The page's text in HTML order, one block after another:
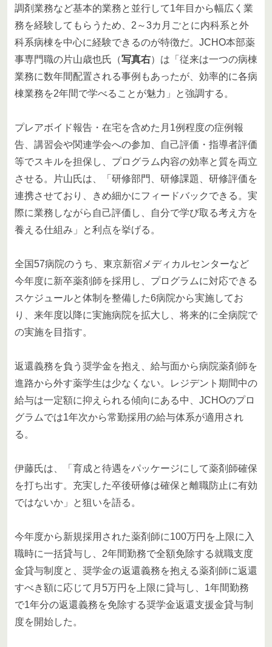
調剤業務など基本的業務と並行して1年目から幅広く業
務を経験してもらうため、2～3カ月ごとに内科系と外
科系病棟を中心に経験できるのが特徴だ。JCHO本部薬
事専門職の片山歳也氏（写真右）は「従来は一つの病棟
業務に数年間配置される事例もあったが、効率的に各病
棟業務を2年間で学べることが魅力」と強調する。
プレアボイド報告・在宅を含めた月1例程度の症例報
告、講習会や関連学会への参加、自己評価・指導者評価
等でスキルを担保し、プログラム内容の効率と質を両立
させる。片山氏は、「研修部門、研修課題、研修評価を
連携させており、きめ細かにフィードバックできる。実
際に業務しながら自己評価し、自分で学び取る考え方を
養える仕組み」と利点を挙げる。
全国57病院のうち、東京新宿メディカルセンターなど
今年度に新卒薬剤師を採用し、プログラムに対応できる
スケジュールと体制を整備した6病院から実施してお
り、来年度以降に実施病院を拡大し、将来的に全病院で
の実施を目指す。
返還義務を負う奨学金を抱え、給与面から病院薬剤師を
進路から外す薬学生は少なくない。レジデント期間中の
給与は一定額に抑えられる傾向にある中、JCHOのプロ
グラムでは1年次から常勤採用の給与体系が適用され
る。
伊藤氏は、「育成と待遇をパッケージにして薬剤師確保
を打ち出す。充実した卒後研修は確保と離職防止に有効
ではないか」と狙いを語る。
今年度から新規採用された薬剤師に100万円を上限に入
職時に一括貸与し、2年間勤務で全額免除する就職支度
金貸与制度と、奨学金の返還義務を抱える薬剤師に返還
すべき額に応じて月5万円を上限に貸与し、1年間勤務
で1年分の返還義務を免除する奨学金返還支援金貸与制
度を開始した。